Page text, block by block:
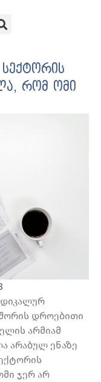
რომ ომი
შორის დროებითი
არმიამ
არაბულ ენაზე
ჯერ არ